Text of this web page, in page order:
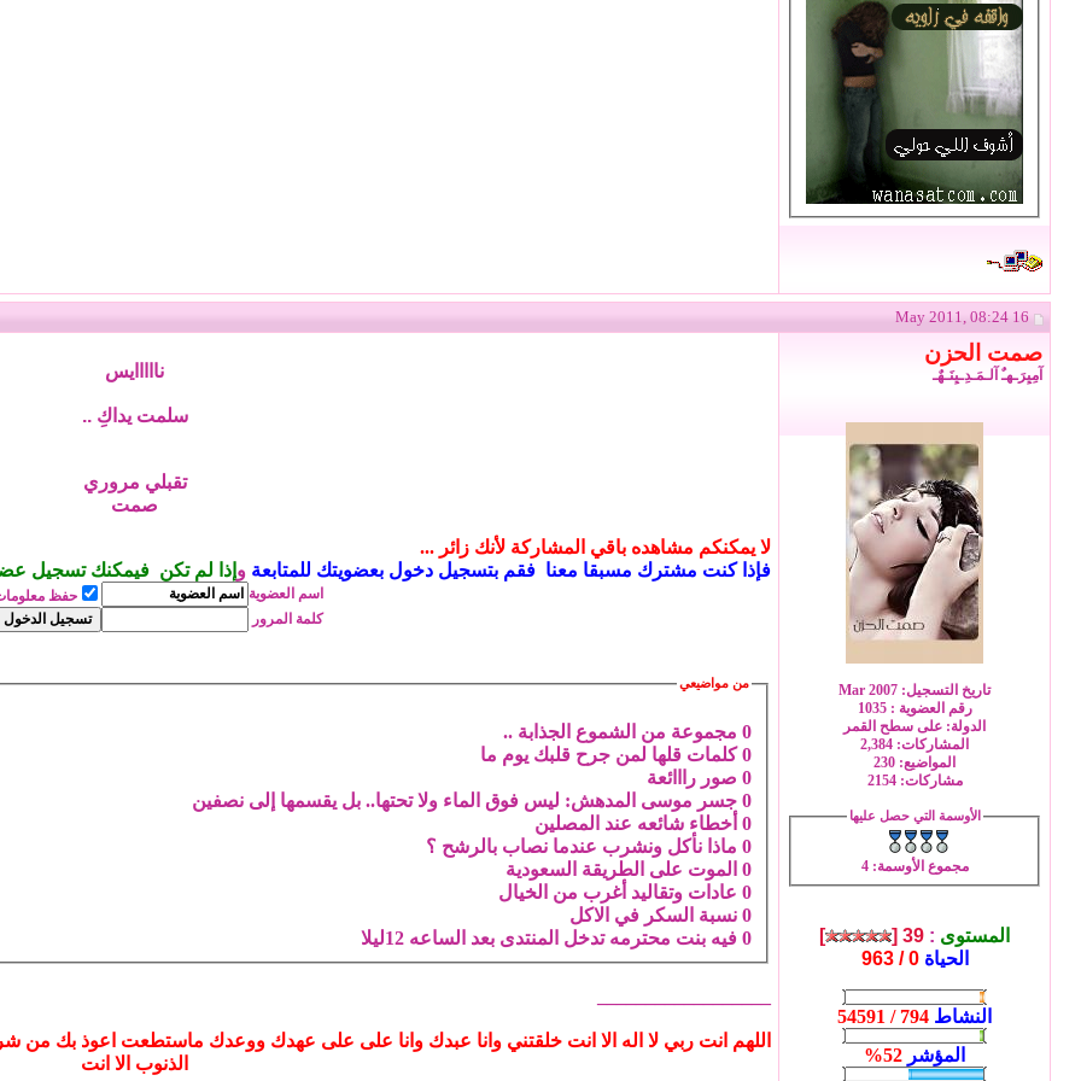
صمت الحزن
آمِيِرَـهـٌ آلـمَـدِـيِنَـهٌـ
تاريخ التسجيل: Mar 2007
رقم العضوية : 1035
الدولة: على سطح القمر
المشاركات: 2,384
المواضيع: 230
مشاركات: 2154
الأوسمة التي حصل عليها
مجموع الأوسمة: 4
المستوى :
39 [
]
الحياة 0 / 963
النشاط
المؤشر
نااااايس
سلمت يداكِ ..
تقبلي مروري
صمت
لا يمكنكم مشاهده باقي المشاركة لأنك زائر ...
فإذا كنت مشترك مسبقا معنا فقم بتسجيل دخول بعضويتك للمتابعة و إذا لم تكن فيمكنك تسجيل
اسم العضوية
حفظ
كلمة المرور
من مواضيعي
0 مجموعة من الشموع الجذابة ..
0 كلمات قلها لمن جرح قلبك يوم ما‎
0 صور رااائعة
0 جسر موسى المدهش: ليس فوق الماء ولا تحتها.. بل يقسمها إلى نصفين
0 أخطاء شائعه عند المصلين‎
0 ماذا نأكل ونشرب عندما نصاب بالرشح ؟
0 الموت على الطريقة السعودية‎
0 عادات وتقاليد أغرب من الخيال‎
0 نسبة السكر في الاكل‎
0 فيه بنت محترمه تدخل المنتدى بعد الساعه 12ليلا
اللهم انت ربي لا اله الا انت خلقتني وانا عبدك وانا على على عهدك ووعدك ماستطعت اعوذ بك من
الذنوب الا انت